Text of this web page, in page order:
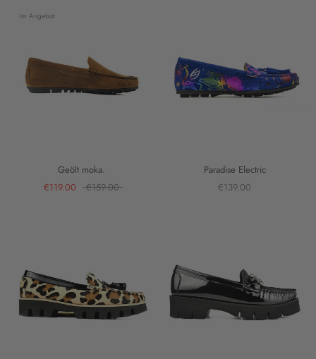
Im Angebot
Geölt moka.
€119.00
€159.00
Paradise Electric
€139.00